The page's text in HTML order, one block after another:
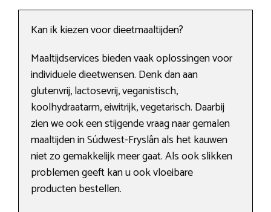
Kan ik kiezen voor dieetmaaltijden?
Maaltijdservices bieden vaak oplossingen voor
individuele dieetwensen. Denk dan aan
glutenvrij, lactosevrij, veganistisch,
koolhydraatarm, eiwitrijk, vegetarisch. Daarbij
zien we ook een stijgende vraag naar gemalen
maaltijden in Súdwest-Fryslân als het kauwen
niet zo gemakkelijk meer gaat. Als ook slikken
problemen geeft kan u ook vloeibare
producten bestellen.